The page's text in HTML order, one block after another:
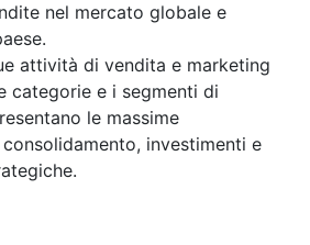
nel mercato globale e
attività di vendita e marketing
categorie e i segmenti di
le massime
investimenti e